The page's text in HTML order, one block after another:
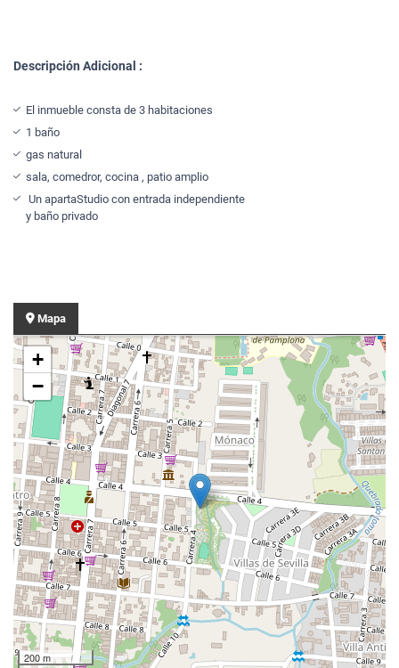
Descripción Adicional :
El inmueble consta de 3 habitaciones
1 baño
gas natural
sala, comedror, cocina , patio amplio
Un apartaStudio con entrada independiente
y baño privado
Mapa
+
−
200 m